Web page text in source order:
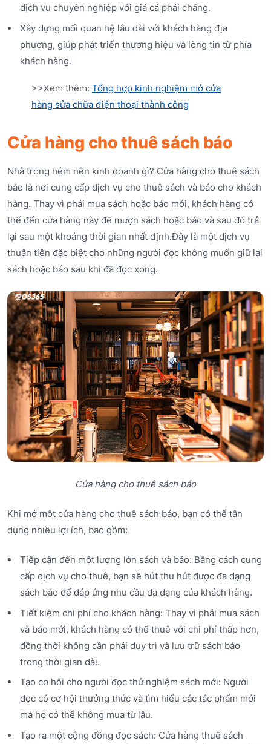
dịch vụ chuyên nghiệp với giá cả phải chăng.
Xây dựng mối quan hệ lâu dài với khách hàng địa
phương, giúp phát triển thương hiệu và lòng tin từ phía
khách hàng.
>>Xem thêm: Tổng hợp kinh nghiệm mở cửa
hàng sửa chữa điện thoại thành công
Cửa hàng cho thuê sách báo
Nhà trong hẻm nên kinh doanh gì? Cửa hàng cho thuê sách
báo là nơi cung cấp dịch vụ cho thuê sách và báo cho khách
hàng. Thay vì phải mua sách hoặc báo mới, khách hàng có
thể đến cửa hàng này để mượn sách hoặc báo và sau đó trả
lại sau một khoảng thời gian nhất định.Đây là một dịch vụ
thuận tiện đặc biệt cho những người đọc không muốn giữ lại
sách hoặc báo sau khi đã đọc xong.
Cửa hàng cho thuê sách báo
Khi mở một cửa hàng cho thuê sách báo, bạn có thể tận
dụng nhiều lợi ích, bao gồm:
Tiếp cận đến một lượng lớn sách và báo: Bằng cách cung
cấp dịch vụ cho thuê, bạn sẽ hút thu hút được đa dạng
sách báo để đáp ứng nhu cầu đa dạng của khách hàng.
Tiết kiệm chi phí cho khách hàng: Thay vì phải mua sách
và báo mới, khách hàng có thể thuê với chi phí thấp hơn,
đồng thời không cần phải duy trì và lưu trữ sách báo
trong thời gian dài.
Tạo cơ hội cho người đọc thử nghiệm sách mới: Người
đọc có cơ hội thưởng thức và tìm hiểu các tác phẩm mới
mà họ có thể không mua từ lâu.
Tạo ra một cộng đồng đọc sách: Cửa hàng thuê sách